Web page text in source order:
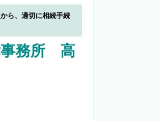
ら、適切に相続手続
事務所 高